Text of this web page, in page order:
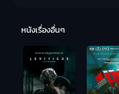
หนังเรื่องอื่นๆ